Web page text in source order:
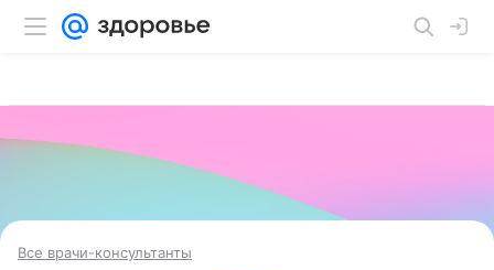
Все врачи-консультанты